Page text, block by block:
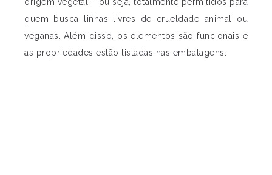
quem busca linhas livres de crueldade animal ou
veganas. Além disso, os elementos são funcionais e
as propriedades estão listadas nas embalagens.